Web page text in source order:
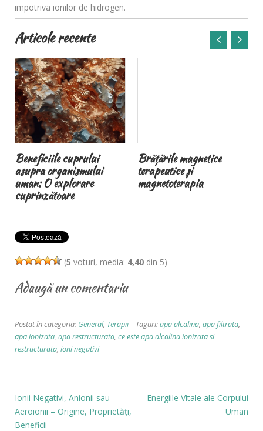
impotriva ionilor de hidrogen.
Articole recente
Beneficiile cuprului
asupra organismului
uman: O explorare
cuprinzătoare
Brățările magnetice
terapeutice și
magnetoterapia
(5 voturi, media: 4,40 din 5)
Adaugă un comentariu
Postat în categoria: General, Terapii Taguri:apa alcalina, apa filtrata,
apa ionizata, apa restructurata, ce este apa alcalina ionizata si
restructurata, ioni negativi
Ionii Negativi, Anionii sau
Aeroionii – Origine, Proprietăți,
Beneficii
Energiile Vitale ale Corpului
Uman